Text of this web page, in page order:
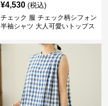
¥4,530 (税込)
チェック 服 チェック柄シフォン
半袖シャツ 大人可愛いトップス